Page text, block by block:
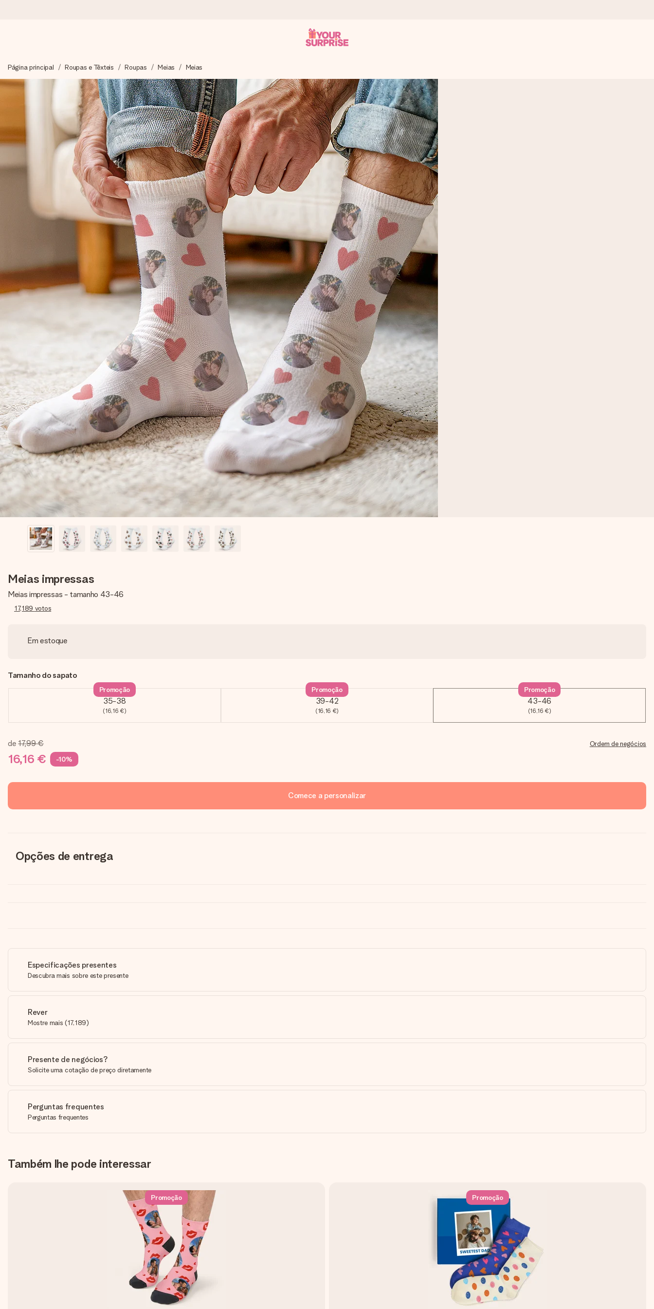
Preparamos o teu presente com toda a atenção e enviamos num instante - para que possas oferece-lo na hora certa, quando mais importa.
4,7 (com base em +15.000 avaliações)
Os nossos presentes inspiram. Os clientes avaliam-nos com 4,7 no Google Reviews.
Cartão com mensagem grátis
Cria algo único em apenas alguns passos - com o nome dela, uma foto ou uma mensagem que realmente toca o coração. Sem complicações, apenas todo o amor num momento especial.
Página principal Roupas e Têxteis Roupas Meias Meias
Meias impressas
Meias impressas - tamanho 43-46
17,189 votos
Em estoque
Tamanho do sapato
35-38
(16,16 €)
Promoção
39-42
(16,16 €)
Promoção
43-46
(16,16 €)
Promoção
de 17,99 €
16,16 € -10%
Ordem de negócios
Comece a personalizar
Opções de entrega
Especificações presentes
Descubra mais sobre este presente
Rever
Mostre mais (17,189)
Presente de negócios?
Solicite uma cotação de preço diretamente
Perguntas frequentes
Perguntas frequentes
Também lhe pode interessar
Promoção Promoção